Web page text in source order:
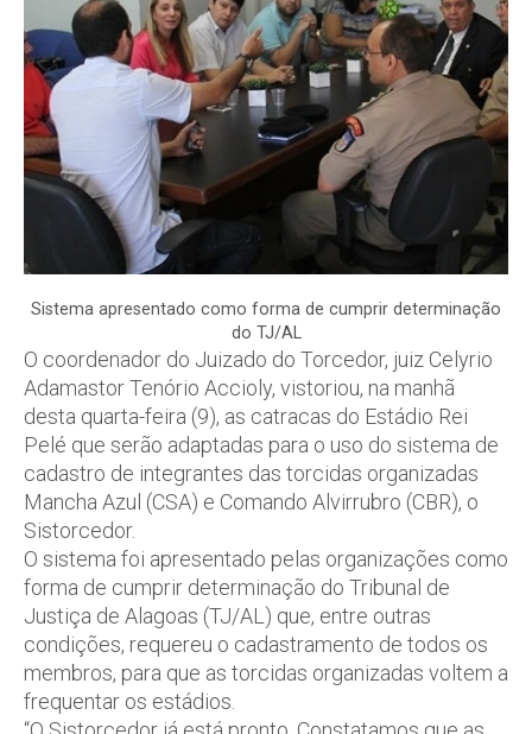
Sistema apresentado como forma de cumprir determinação
do TJ/AL
O coordenador do Juizado do Torcedor, juiz Celyrio
Adamastor Tenório Accioly, vistoriou, na manhã
desta quarta-feira (9), as catracas do Estádio Rei
Pelé que serão adaptadas para o uso do sistema de
cadastro de integrantes das torcidas organizadas
Mancha Azul (CSA) e Comando Alvirrubro (CBR), o
Sistorcedor.
O sistema foi apresentado pelas organizações como
forma de cumprir determinação do Tribunal de
Justiça de Alagoas (TJ/AL) que, entre outras
condições, requereu o cadastramento de todos os
membros, para que as torcidas organizadas voltem a
frequentar os estádios.